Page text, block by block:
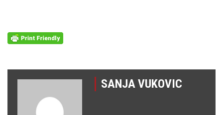
SANJA VUKOVIC